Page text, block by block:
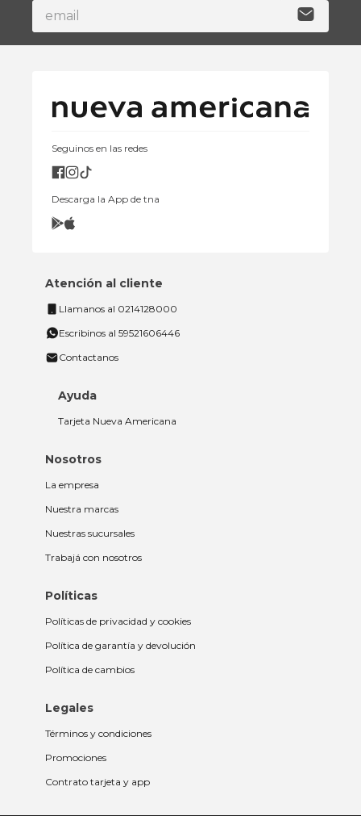
Seguinos en las redes
Descarga la App de tna
Atención al cliente
Llamanos al 0214128000
Escribinos al 59521606446
Contactanos
Ayuda
Tarjeta Nueva Americana
Nosotros
La empresa
Nuestra marcas
Nuestras sucursales
Trabajá con nosotros
Políticas
Políticas de privacidad y cookies
Política de garantía y devolución
Política de cambios
Legales
Términos y condiciones
Promociones
Contrato tarjeta y app